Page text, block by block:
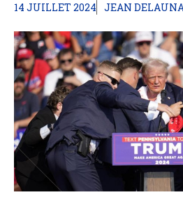
14 JUILLET 2024 JEAN